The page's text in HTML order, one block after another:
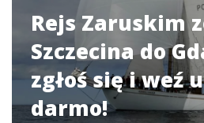
Rejs Zaruskim
Szczecina do
zgłoś się i weź
darmo!